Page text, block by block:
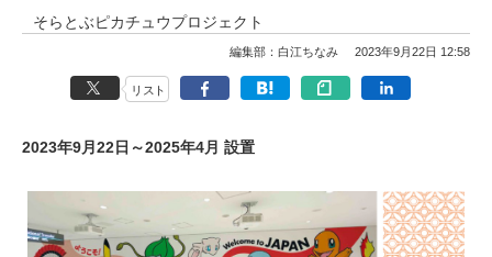
そらとぶピカチュウプロジェクト
編集部：白江ちなみ 2023年9月22日 12:58
リスト
2023年9月22日～2025年4月 設置